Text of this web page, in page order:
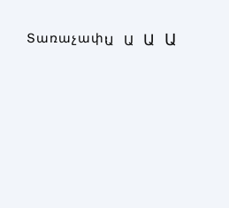
Տառաչափ։Ա Ա Ա Ա